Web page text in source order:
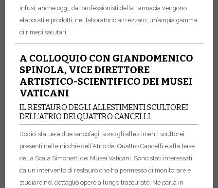
infusi, anche oggi, dai professionisti della Farmacia vengono
elaborati e prodotti, nel laboratorio attrezzato, un’ampia gamma
di rimedi salutari.
A COLLOQUIO CON GIANDOMENICO
SPINOLA, VICE DIRETTORE
ARTISTICO-SCIENTIFICO DEI MUSEI
VATICANI
IL RESTAURO DEGLI ALLESTIMENTI SCULTOREI
DELL’ATRIO DEI QUATTRO CANCELLI
Dodici statue e due sarcofagi: sono gli allestimenti scultorei
presenti nelle nicchie dell’Atrio dei Quattro Cancelli e alla base
della Scala Simonetti dei Musei Vaticani. Sono stati interessati
da un intervento di restauro che ha permesso di monitorare e
studiare nel dettaglio opere a lungo trascurate. Ne parla in